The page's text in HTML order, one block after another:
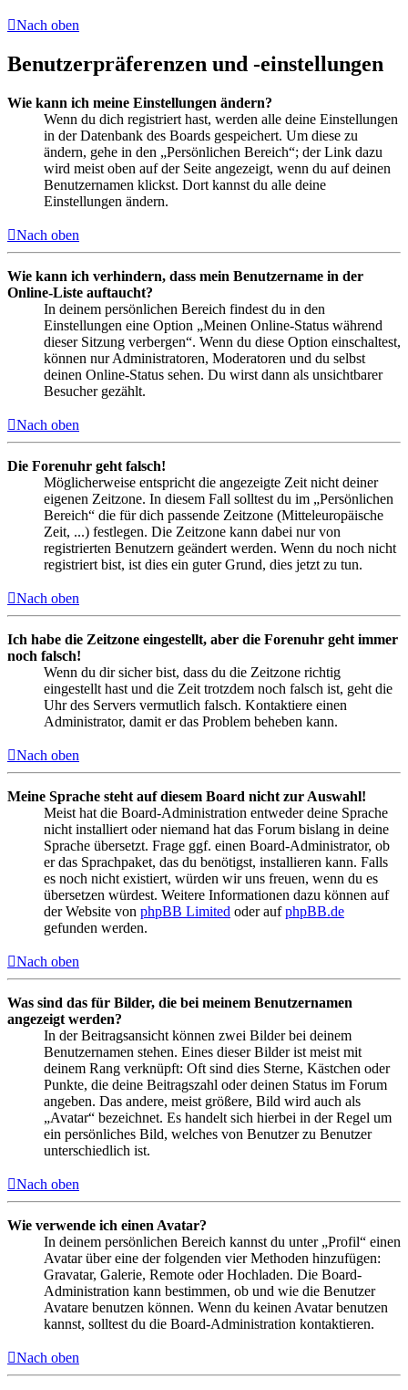
Nach oben
Benutzerpräferenzen und -einstellungen
Wie kann ich meine Einstellungen ändern?
Wenn du dich registriert hast, werden alle deine Einstellungen
in der Datenbank des Boards gespeichert. Um diese zu
ändern, gehe in den „Persönlichen Bereich“; der Link dazu
wird meist oben auf der Seite angezeigt, wenn du auf deinen
Benutzernamen klickst. Dort kannst du alle deine
Einstellungen ändern.
Nach oben
Wie kann ich verhindern, dass mein Benutzername in der
Online-Liste auftaucht?
In deinem persönlichen Bereich findest du in den
Einstellungen eine Option „Meinen Online-Status während
dieser Sitzung verbergen“. Wenn du diese Option einschaltest,
können nur Administratoren, Moderatoren und du selbst
deinen Online-Status sehen. Du wirst dann als unsichtbarer
Besucher gezählt.
Nach oben
Die Forenuhr geht falsch!
Möglicherweise entspricht die angezeigte Zeit nicht deiner
eigenen Zeitzone. In diesem Fall solltest du im „Persönlichen
Bereich“ die für dich passende Zeitzone (Mitteleuropäische
Zeit, ...) festlegen. Die Zeitzone kann dabei nur von
registrierten Benutzern geändert werden. Wenn du noch nicht
registriert bist, ist dies ein guter Grund, dies jetzt zu tun.
Nach oben
Ich habe die Zeitzone eingestellt, aber die Forenuhr geht immer
noch falsch!
Wenn du dir sicher bist, dass du die Zeitzone richtig
eingestellt hast und die Zeit trotzdem noch falsch ist, geht die
Uhr des Servers vermutlich falsch. Kontaktiere einen
Administrator, damit er das Problem beheben kann.
Nach oben
Meine Sprache steht auf diesem Board nicht zur Auswahl!
Meist hat die Board-Administration entweder deine Sprache
nicht installiert oder niemand hat das Forum bislang in deine
Sprache übersetzt. Frage ggf. einen Board-Administrator, ob
er das Sprachpaket, das du benötigst, installieren kann. Falls
es noch nicht existiert, würden wir uns freuen, wenn du es
übersetzen würdest. Weitere Informationen dazu können auf
der Website von phpBB Limited oder aufphpBB.de
gefunden werden.
Nach oben
Was sind das für Bilder, die bei meinem Benutzernamen
angezeigt werden?
In der Beitragsansicht können zwei Bilder bei deinem
Benutzernamen stehen. Eines dieser Bilder ist meist mit
deinem Rang verknüpft: Oft sind dies Sterne, Kästchen oder
Punkte, die deine Beitragszahl oder deinen Status im Forum
angeben. Das andere, meist größere, Bild wird auch als
„Avatar“ bezeichnet. Es handelt sich hierbei in der Regel um
ein persönliches Bild, welches von Benutzer zu Benutzer
unterschiedlich ist.
Nach oben
Wie verwende ich einen Avatar?
In deinem persönlichen Bereich kannst du unter „Profil“ einen
Avatar über eine der folgenden vier Methoden hinzufügen:
Gravatar, Galerie, Remote oder Hochladen. Die Board-
Administration kann bestimmen, ob und wie die Benutzer
Avatare benutzen können. Wenn du keinen Avatar benutzen
kannst, solltest du die Board-Administration kontaktieren.
Nach oben